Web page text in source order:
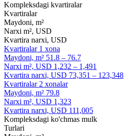
Kompleksdagi kvartiralar
Kvartiralar
Maydoni, m²
Narxi m², USD
Kvartira narxi, USD
Kvartiralar1 xona
Maydoni, m² 51.8 – 76.7
Narxi m², USD 1,232 – 1,491
Kvartira narxi, USD 73,351 – 123,348
Kvartiralar2 xonalar
Maydoni, m² 79.8
Narxi m², USD 1,323
Kvartira narxi, USD 111,005
Kompleksdagi ko'chmas mulk
Turlari